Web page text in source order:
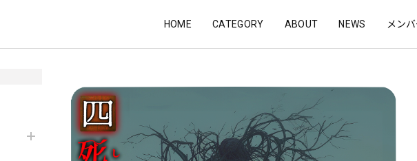
HOME CATEGORY ABOUT NEWS メン